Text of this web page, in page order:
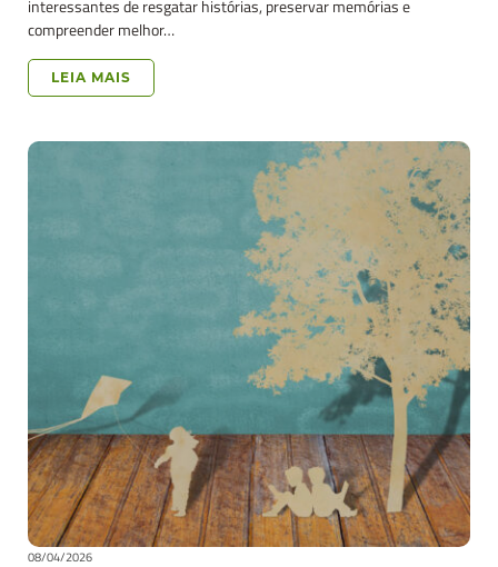
interessantes de resgatar histórias, preservar memórias e
compreender melhor…
LEIA MAIS
08/04/2026